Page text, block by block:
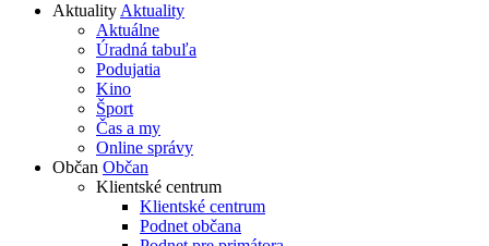
Aktuality Aktuality
Aktuálne
Úradná tabuľa
Podujatia
Kino
Šport
Čas a my
Online správy
Občan Občan
Klientské centrum
Klientské centrum
Podnet občana